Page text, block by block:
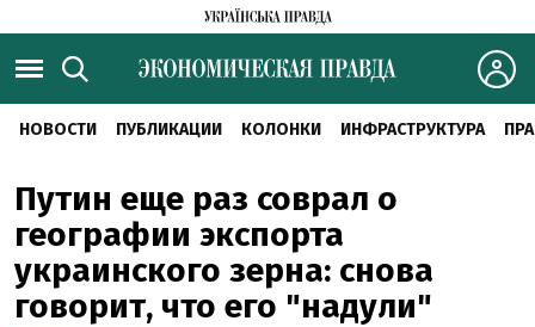
НОВОСТИ ПУБЛИКАЦИИ КОЛОНКИ ИНФРАСТРУКТУРА
Путин еще раз соврал о
географии экспорта
украинского зерна: снова
говорит, что его "надули"